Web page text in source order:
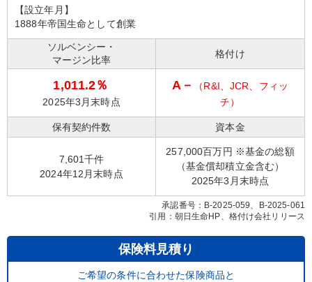
【設立年月】
1888年帝国生命として創業
ソルベンシー・
マージン比率
1,011.2％
2025年3月末時点
格付け
A－
（R&I、JCR、フィッ
チ）
保有契約件数
7,601千件
2024年12月末時点
資本金
257,000百万円 ※基金の総額
（基金償却積立金含む）
2025年3月末時点
承認番号：B-2025-059、B-2025-061
引用：朝日生命HP、格付け会社リリース
保険料見積り
ご希望の条件に合わせた保険商品と